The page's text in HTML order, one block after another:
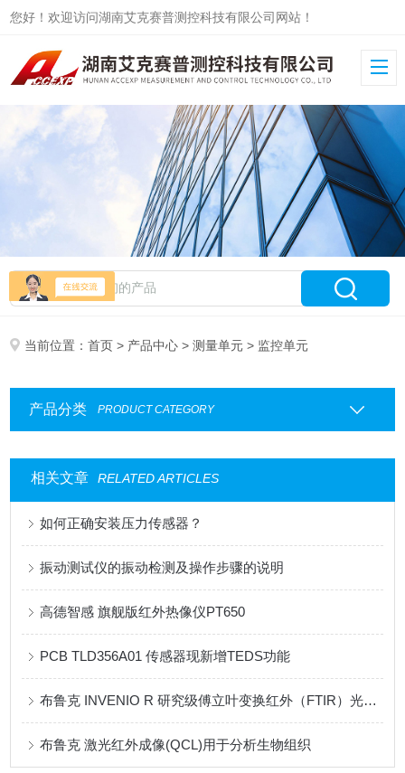
您好！欢迎访问湖南艾克赛普测控科技有限公司网站！
当前位置：首页 > 产品中心 >测量单元 > 监控单元
产品分类 PRODUCT CATEGORY
相关文章 RELATED ARTICLES
如何正确安装压力传感器？
振动测试仪的振动检测及操作步骤的说明
高德智感 旗舰版红外热像仪PT650
PCB TLD356A01 传感器现新增TEDS功能
布鲁克 INVENIO R 研究级傅立叶变换红外（FTIR）光谱仪
布鲁克 激光红外成像(QCL)用于分析生物组织